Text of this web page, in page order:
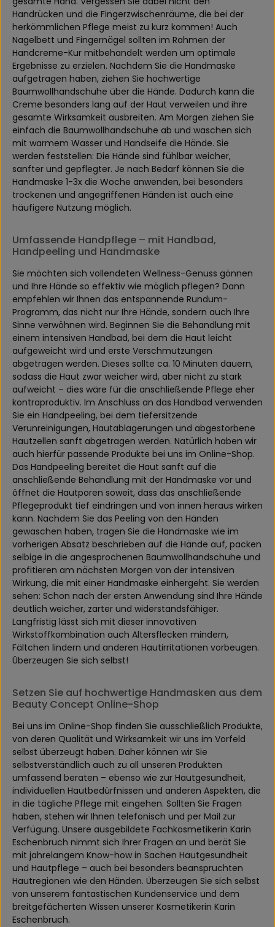
Handrücken und die Fingerzwischenräume, die bei der
herkömmlichen Pflege meist zu kurz kommen! Auch
Nagelbett und Fingernägel sollten im Rahmen der
Handcreme-Kur mitbehandelt werden um optimale
Ergebnisse zu erzielen. Nachdem Sie die Handmaske
aufgetragen haben, ziehen Sie hochwertige
Baumwollhandschuhe über die Hände. Dadurch kann die
Creme besonders lang auf der Haut verweilen und ihre
gesamte Wirksamkeit ausbreiten. Am Morgen ziehen Sie
einfach die Baumwollhandschuhe ab und waschen sich
mit warmem Wasser und Handseife die Hände. Sie
werden feststellen: Die Hände sind fühlbar weicher,
sanfter und gepflegter. Je nach Bedarf können Sie die
Handmaske 1-3x die Woche anwenden, bei besonders
trockenen und angegriffenen Händen ist auch eine
häufigere Nutzung möglich.
Umfassende Handpflege – mit Handbad,
Handpeeling und Handmaske
Sie möchten sich vollendeten Wellness-Genuss gönnen
und Ihre Hände so effektiv wie möglich pflegen? Dann
empfehlen wir Ihnen das entspannende Rundum-
Programm, das nicht nur Ihre Hände, sondern auch Ihre
Sinne verwöhnen wird. Beginnen Sie die Behandlung mit
einem intensiven Handbad, bei dem die Haut leicht
aufgeweicht wird und erste Verschmutzungen
abgetragen werden. Dieses sollte ca. 10 Minuten dauern,
sodass die Haut zwar weicher wird, aber nicht zu stark
aufweicht – dies wäre für die anschließende Pflege eher
kontraproduktiv. Im Anschluss an das Handbad verwenden
Sie ein Handpeeling, bei dem tiefersitzende
Verunreinigungen, Hautablagerungen und abgestorbene
Hautzellen sanft abgetragen werden. Natürlich haben wir
auch hierfür passende Produkte bei uns im Online-Shop.
Das Handpeeling bereitet die Haut sanft auf die
anschließende Behandlung mit der Handmaske vor und
öffnet die Hautporen soweit, dass das anschließende
Pflegeprodukt tief eindringen und von innen heraus wirken
kann. Nachdem Sie das Peeling von den Händen
gewaschen haben, tragen Sie die Handmaske wie im
vorherigen Absatz beschrieben auf die Hände auf, packen
selbige in die angesprochenen Baumwollhandschuhe und
profitieren am nächsten Morgen von der intensiven
Wirkung, die mit einer Handmaske einhergeht. Sie werden
sehen: Schon nach der ersten Anwendung sind Ihre Hände
deutlich weicher, zarter und widerstandsfähiger.
Langfristig lässt sich mit dieser innovativen
Wirkstoffkombination auch Altersflecken mindern,
Fältchen lindern und anderen Hautirritationen vorbeugen.
Überzeugen Sie sich selbst!
Setzen Sie auf hochwertige Handmasken aus dem
Beauty Concept Online-Shop
Bei uns im Online-Shop finden Sie ausschließlich Produkte,
von deren Qualität und Wirksamkeit wir uns im Vorfeld
selbst überzeugt haben. Daher können wir Sie
selbstverständlich auch zu all unseren Produkten
umfassend beraten – ebenso wie zur Hautgesundheit,
individuellen Hautbedürfnissen und anderen Aspekten, die
in die tägliche Pflege mit eingehen. Sollten Sie Fragen
haben, stehen wir Ihnen telefonisch und per Mail zur
Verfügung. Unsere ausgebildete Fachkosmetikerin Karin
Eschenbruch nimmt sich Ihrer Fragen an und berät Sie
mit jahrelangem Know-how in Sachen Hautgesundheit
und Hautpflege – auch bei besonders beanspruchten
Hautregionen wie den Händen. Überzeugen Sie sich selbst
von unserem fantastischen Kundenservice und dem
breitgefächerten Wissen unserer Kosmetikerin Karin
Eschenbruch.